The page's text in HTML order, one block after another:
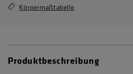
Körpermaßtabelle
Produktbeschreibung